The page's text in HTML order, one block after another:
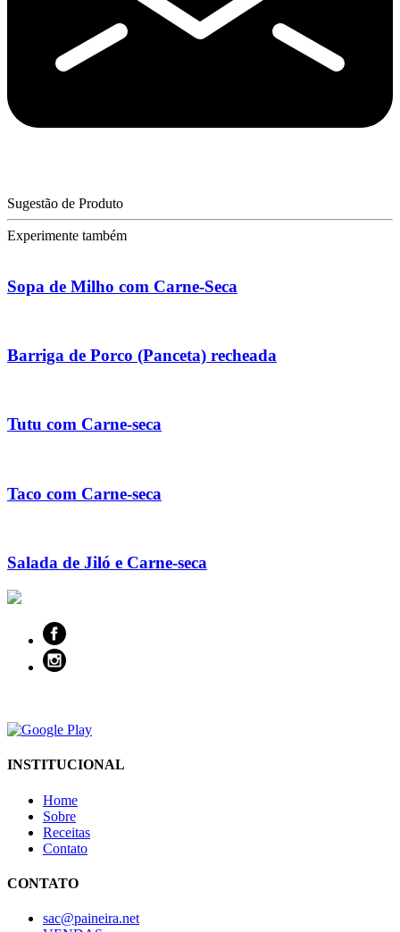
Sugestão de Produto
Experimente também
Sopa de Milho com Carne-Seca
Barriga de Porco (Panceta) recheada
Tutu com Carne-seca
Taco com Carne-seca
Salada de Jiló e Carne-seca
INSTITUCIONAL
Home
Sobre
Receitas
Contato
CONTATO
sac@paineira.net